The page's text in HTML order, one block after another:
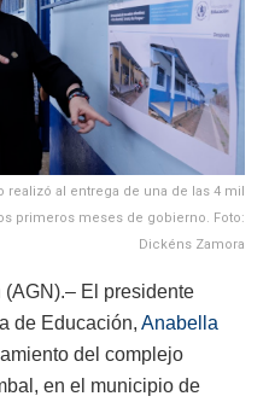
realizó al entrega de una de las 4 mil
primeros meses de gobierno. Foto:
Dickéns Zamora
(AGN).– El presidente
de Educación, Anabella
del complejo
en el municipio de